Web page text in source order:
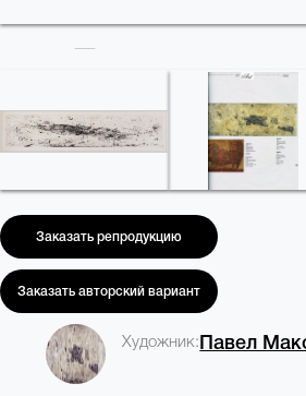
Заказать репродукцию
Заказать авторский вариант
Художник: Павел